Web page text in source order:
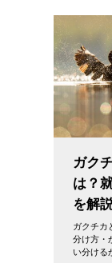
ガク
は？
を解
ガクチカ
分け方・
い分ける